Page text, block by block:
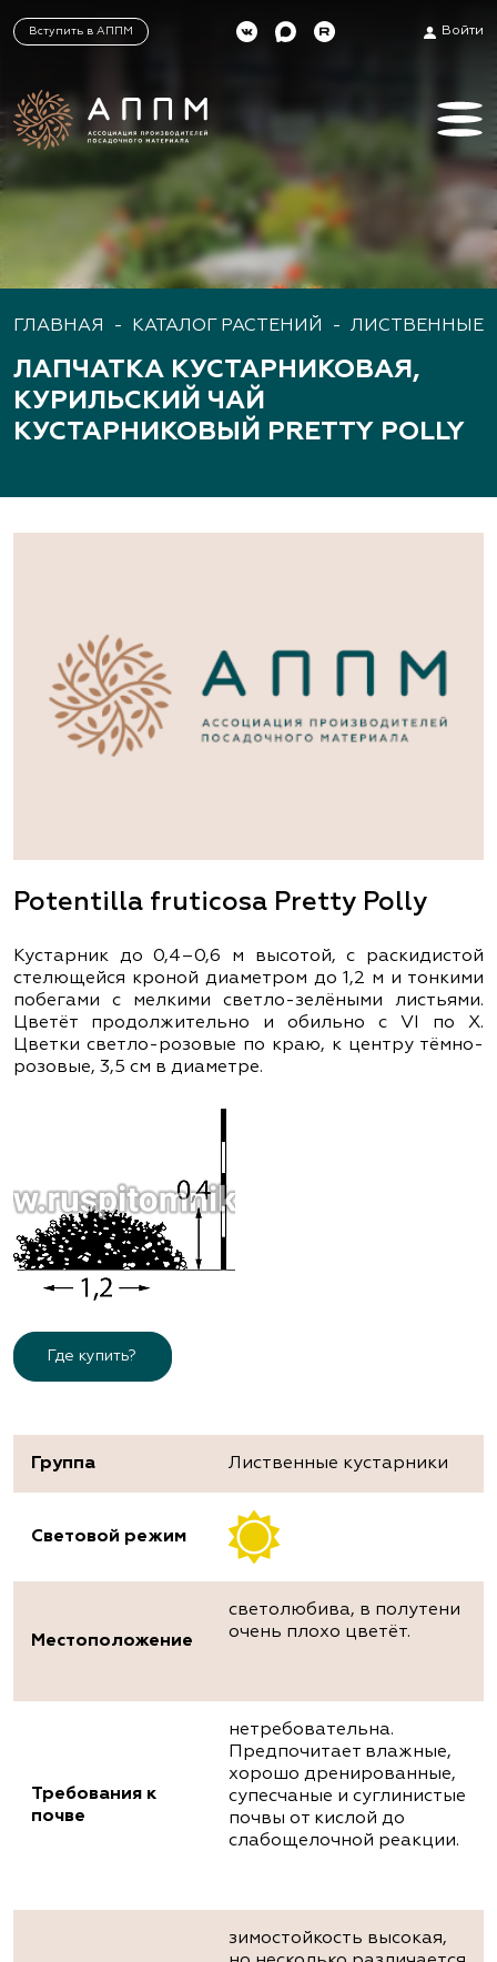
Вступить в АППМ Войти
ГЛАВНАЯ - КАТАЛОГ РАСТЕНИЙ - ЛИСТВЕННЫЕ
ЛАПЧАТКА КУСТАРНИКОВАЯ,
КУРИЛЬСКИЙ ЧАЙ
КУСТАРНИКОВЫЙ PRETTY POLLY
Potentilla fruticosa Pretty Polly
Кустарник до 0,4–0,6 м высотой, с раскидистой
стелющейся кроной диаметром до 1,2 м и тонкими
побегами с мелкими светло-зелёными листьями.
Цветёт продолжительно и обильно с VІ по Х.
Цветки светло-розовые по краю, к центру тёмно-
розовые, 3,5 см в диаметре.
Где купить?
Группа Лиственные кустарники
Световой режим
Местоположение
светолюбива, в полутени
очень плохо цветёт.
Требования к
почве
нетребовательна.
Предпочитает влажные,
хорошо дренированные,
супесчаные и суглинистые
почвы от кислой до
слабощелочной реакции.
зимостойкость высокая,